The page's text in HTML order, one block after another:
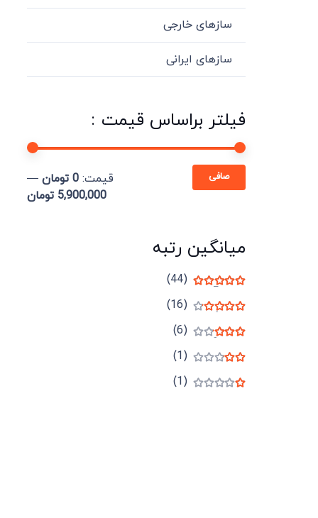
سازهای خارجی
سازهای ایرانی
فیلتر براساس قیمت :
صافی قيمت: 0 تومان
—
5,900,000 تومان
میانگین رتبه
5
(44)
4
(16)
3
(6)
(1)
(1)